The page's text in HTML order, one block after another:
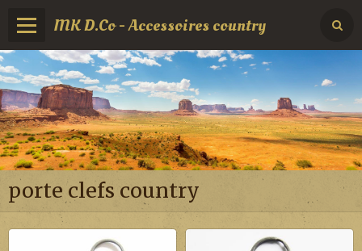
MK D.Co - Accessoires country
porte clefs country